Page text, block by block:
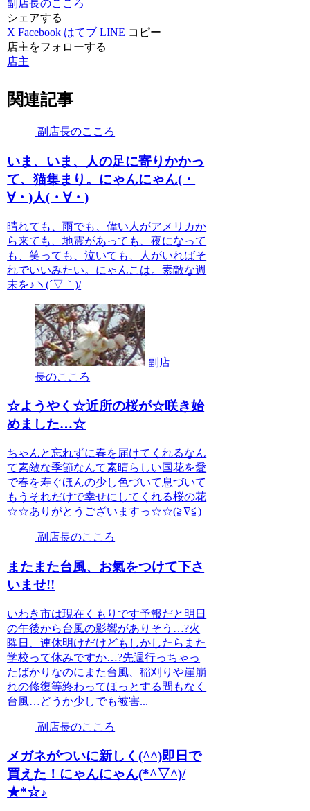
副店長のこころ
シェアする
X Facebook はてブ LINE コピー
店主をフォローする
店主
関連記事
副店長のこころ
いま、いま、人の足に寄りかかっ
て、猫集まり。にゃんにゃん(・
∀・)人(・∀・)
晴れても、雨でも、偉い人がアメリカか
ら来ても、地震があっても、夜になって
も、笑っても、泣いても、人がいればそ
れでいいみたい。にゃんこは。素敵な週
末を♪ヽ(´▽｀)/
副店
長のこころ
☆ようやく☆近所の桜が☆咲き始
めました…☆
ちゃんと忘れずに春を届けてくれるなん
て素敵な季節なんて素晴らしい国花を愛
で春を寿ぐほんの少し色づいて息づいて
もうそれだけで幸せにしてくれる桜の花
☆☆ありがとうございますっ☆☆(≧∇≦)
副店長のこころ
またまた台風、お氣をつけて下さ
いませ!!
いわき市は現在くもりです予報だと明日
の午後から台風の影響がありそう…?火
曜日、連休明けだけどもしかしたらまた
学校って休みですか…?先週行っちゃっ
たばかりなのにまた台風、稲刈りや崖崩
れの修復等終わってほっとする間もなく
台風…どうか少しでも被害...
副店長のこころ
メガネがついに新しく(^^)即日で
買えた！にゃんにゃん(*^▽^)/
★*☆♪